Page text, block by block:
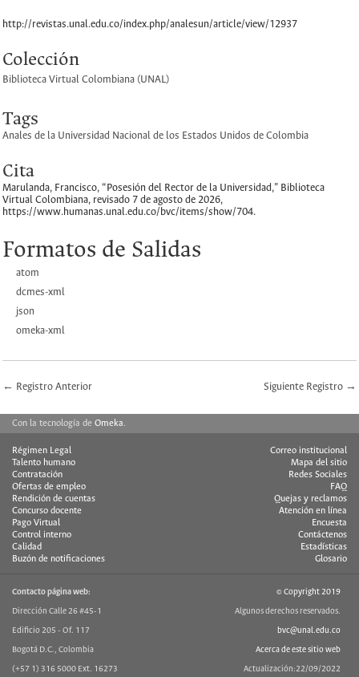
http://revistas.unal.edu.co/index.php/analesun/article/view/12937
Colección
Biblioteca Virtual Colombiana (UNAL)
Tags
Anales de la Universidad Nacional de los Estados Unidos de Colombia
Cita
Marulanda, Francisco, “Posesión del Rector de la Universidad,” Biblioteca
Virtual Colombiana, revisado 7 de agosto de 2026,
https://www.humanas.unal.edu.co/bvc/items/show/704.
Formatos de Salidas
atom
dcmes-xml
json
omeka-xml
← Registro Anterior Siguiente Registro →
Con la tecnología de Omeka.
Régimen Legal
Talento humano
Contratación
Ofertas de empleo
Rendición de cuentas
Concurso docente
Pago Virtual
Control interno
Calidad
Buzón de notificaciones
Correo institucional
Mapa del sitio
Redes Sociales
FAQ
Quejas y reclamos
Atención en línea
Encuesta
Contáctenos
Estadísticas
Glosario
Contacto página web:
Dirección Calle 26 #45-1
Edificio 205 - Of. 117
Bogotá D.C., Colombia
(+57 1) 316 5000 Ext. 16273
© Copyright 2019
Algunos derechos reservados.
bvc@unal.edu.co
Acerca de este sitio web
Actualización:22/09/2022